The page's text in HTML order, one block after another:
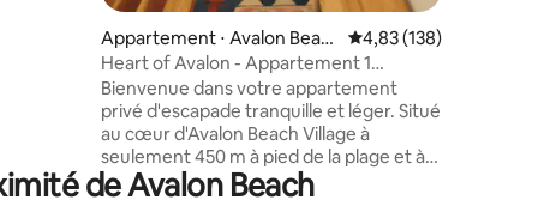
Appartement ⋅ Avalon Beac
h
Évaluation moyenne
4,83 (138)
Heart of Avalon - Appartement 1
chambre
Bienvenue dans votre appartement
privé d'escapade tranquille et léger. Situé
au cœur d'Avalon Beach Village à
seulement 450 m à pied de la plage et à
moins d'un jet de pierre des meilleurs
cafés, restaurants et boutiques, cet
de Avalon Beach